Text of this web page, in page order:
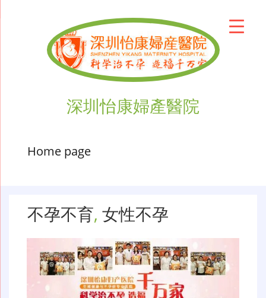
深圳怡康婦產醫院
Home page
不孕不育, 女性不孕